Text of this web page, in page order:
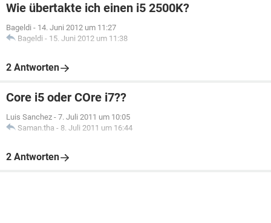
Wie übertakte ich einen i5 2500K?
Bageldi - 14. Juni 2012 um 11:27
Bageldi - 15. Juni 2012 um 11:38
2 Antworten
Core i5 oder COre i7??
Luis Sanchez - 7. Juli 2011 um 10:05
Saman.tha - 8. Juli 2011 um 16:44
2 Antworten